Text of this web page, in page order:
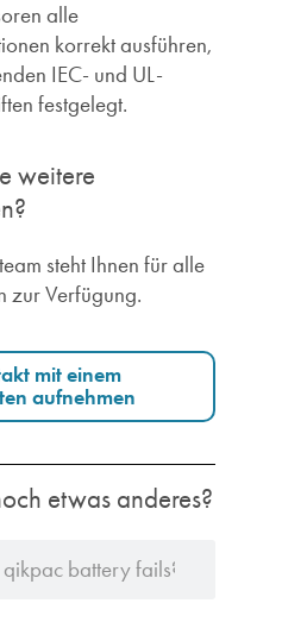
alle
korrekt ausführen,
IEC- und UL-
festgelegt.
weitere
steht Ihnen für alle
zur Verfügung.
mit einem
aufnehmen
etwas anderes?